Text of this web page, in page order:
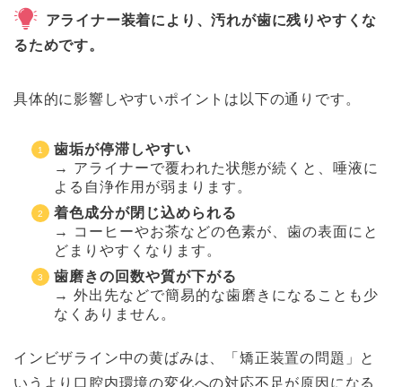
アライナー装着により、汚れが歯に残りやすくな
るためです。
具体的に影響しやすいポイントは以下の通りです。
歯垢が停滞しやすい
→ アライナーで覆われた状態が続くと、唾液に
よる自浄作用が弱まります。
着色成分が閉じ込められる
→ コーヒーやお茶などの色素が、歯の表面にと
どまりやすくなります。
歯磨きの回数や質が下がる
→ 外出先などで簡易的な歯磨きになることも少
なくありません。
インビザライン中の黄ばみは、「矯正装置の問題」と
いうより口腔内環境の変化への対応不足が原因になる